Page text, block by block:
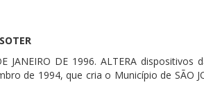
JANEIRO DE 1996. ALTERA dispositivos
de 1994, que cria o Município de SÃO